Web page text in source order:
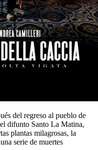
del regreso al pueblo de
difunto Santo La Matina,
plantas milagrosas, la
serie de muertes